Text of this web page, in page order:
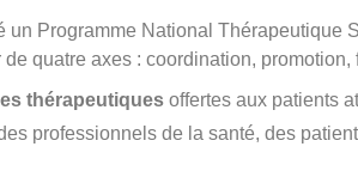
un Programme National Thérapeutique
quatre axes : coordination, promotion,
thérapeutiques offertes aux patients
professionnels de la santé, des